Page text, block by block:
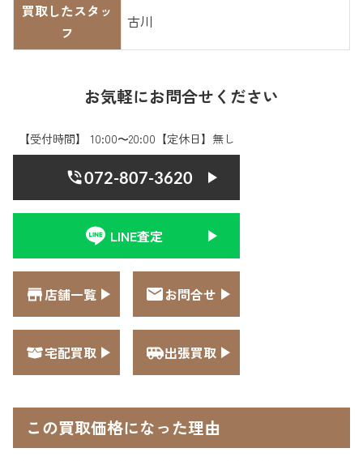
買取したスタッ
フ
古川
お気軽にお問合せください
【受付時間】 10:00〜20:00【定休日】無し
072-807-3620
LINE査定
店舗一覧 お問合せ
宅配買取 出張買取
この買取価格になった理由